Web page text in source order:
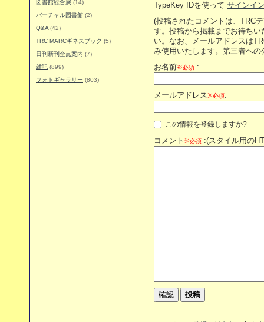
図書館総合展 (14)
バーチャル図書館 (2)
Q&A (42)
TRC MARCギネスブック (5)
日刊新刊全点案内 (7)
雑記 (899)
フォトギャラリー (803)
TypeKey IDを使って サインイ
(投稿されたコメントは、TRC
す。投稿から掲載までお待ち
い。なお、メールアドレスは
み使用いたします。第三者へ
お名前※必須 :
メールアドレス※必須:
この情報を登録しますか?
コメント ※必須 :(スタイル用の